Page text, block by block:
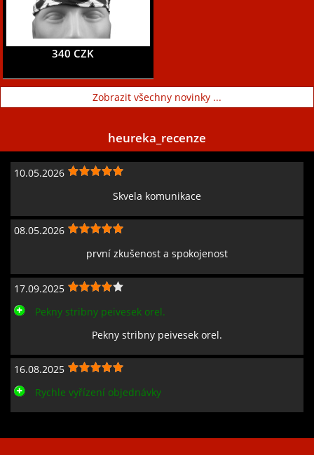
340 CZK
Zobrazit všechny novinky ...
heureka_recenze
10.05.2026
Skvela komunikace
08.05.2026
první zkušenost a spokojenost
17.09.2025
Pekny stribny peivesek orel.
Pekny stribny peivesek orel.
16.08.2025
Rychle vyřízení objednávky